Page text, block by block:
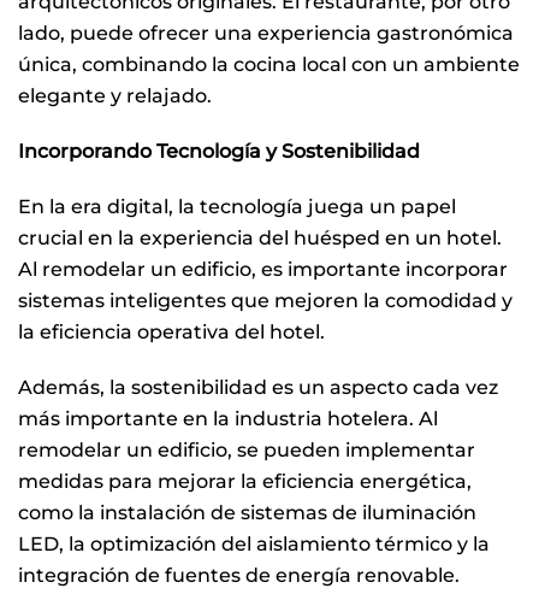
lado, puede ofrecer una experiencia gastronómica
única, combinando la cocina local con un ambiente
elegante y relajado.
Incorporando Tecnología y Sostenibilidad
En la era digital, la tecnología juega un papel
crucial en la experiencia del huésped en un hotel.
Al remodelar un edificio, es importante incorporar
sistemas inteligentes que mejoren la comodidad y
la eficiencia operativa del hotel.
Además, la sostenibilidad es un aspecto cada vez
más importante en la industria hotelera. Al
remodelar un edificio, se pueden implementar
medidas para mejorar la eficiencia energética,
como la instalación de sistemas de iluminación
LED, la optimización del aislamiento térmico y la
integración de fuentes de energía renovable.